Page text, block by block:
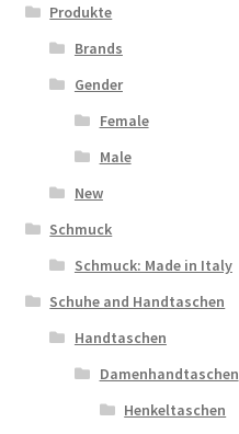
Produkte
Brands
Gender
Female
Male
New
Schmuck
Schmuck: Made in Italy
Schuhe and Handtaschen
Handtaschen
Damenhandtaschen
Henkeltaschen